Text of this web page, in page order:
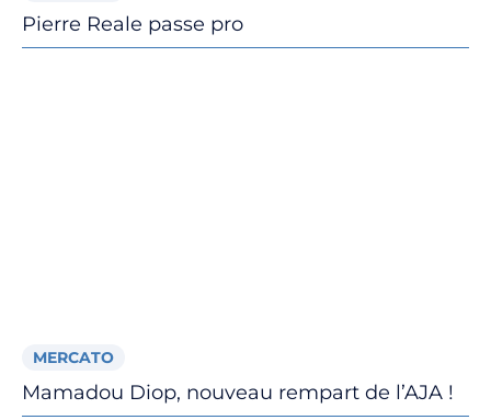
Pierre Reale passe pro
MERCATO
Mamadou Diop, nouveau rempart de l’AJA !